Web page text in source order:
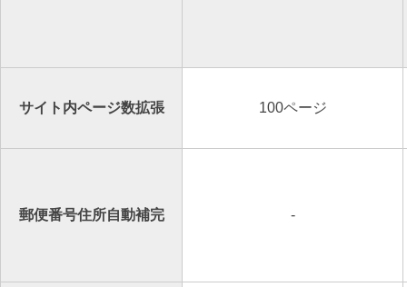
サイト内ページ数拡張 100ページ
郵便番号住所自動補完 -